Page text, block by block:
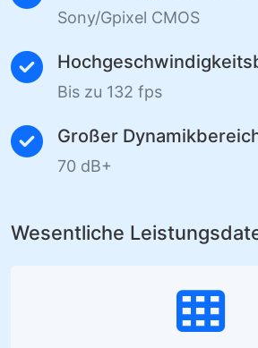
Sony/Gpixel CMOS
Bis zu 132 fps
Großer
70 dB+
Wesentliche